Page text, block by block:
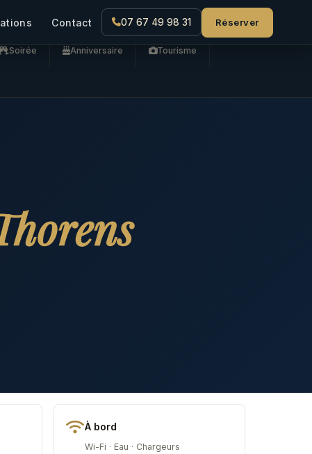
Contact 07 67 49 98 31 Réserver
Soirée Anniversaire Tourisme
À bord
Wi-Fi · Eau · Chargeurs